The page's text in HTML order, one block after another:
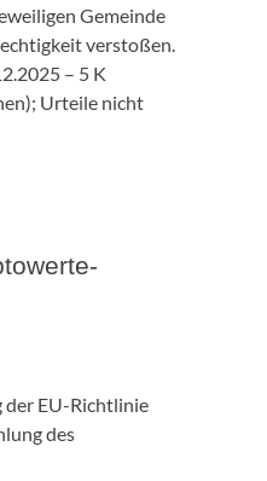
Gemeinde
verstoßen.
– 5 K
Urteile nicht
der EU-Richtlinie
des